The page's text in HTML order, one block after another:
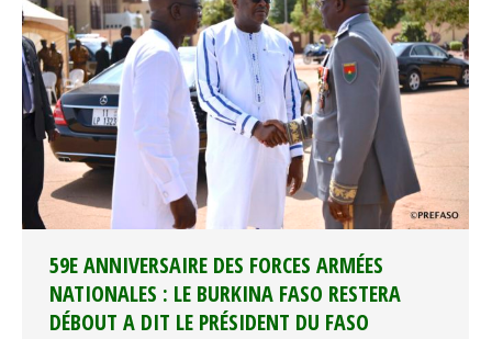
59E ANNIVERSAIRE DES FORCES ARMÉES
NATIONALES : LE BURKINA FASO RESTERA
DÉBOUT A DIT LE PRÉSIDENT DU FASO